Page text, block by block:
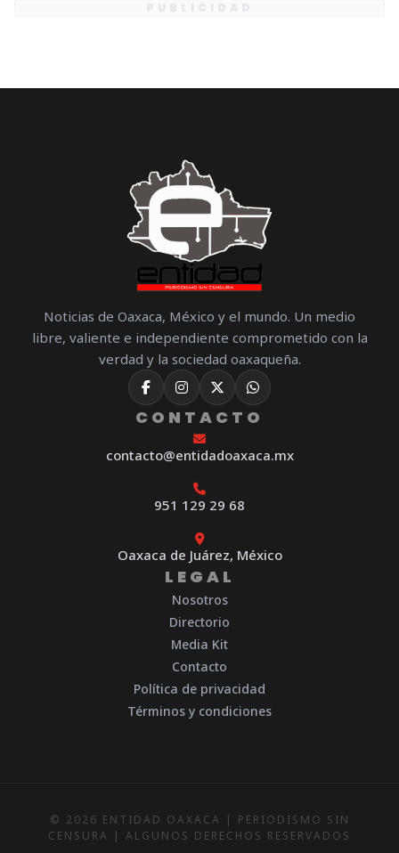
Noticias de Oaxaca, México y el mundo. Un medio
libre, valiente e independiente comprometido con la
verdad y la sociedad oaxaqueña.
CONTACTO
contacto@entidadoaxaca.mx
951 129 29 68
Oaxaca de Juárez, México
LEGAL
Nosotros
Directorio
Media Kit
Contacto
Política de privacidad
Términos y condiciones
© 2026 ENTIDAD OAXACA | PERIODISMO SIN
CENSURA | ALGUNOS DERECHOS RESERVADOS